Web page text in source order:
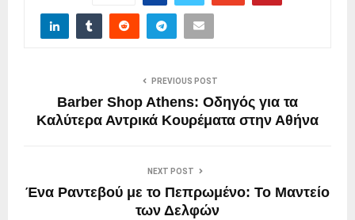
PREVIOUS POST
Barber Shop Athens: Οδηγός για τα
Καλύτερα Αντρικά Κουρέματα στην Αθήνα
NEXT POST
Ένα Ραντεβού με το Πεπρωμένο: Το Μαντείο
των Δελφών